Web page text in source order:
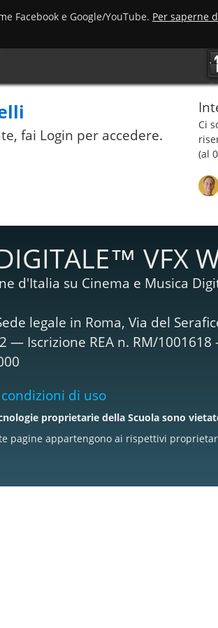
Facebook e Google/YouTube. Per saperne
fai Login per accedere.
Ci
(al
VFX
d'Italia su Cinema e Musica
legale in Roma, Via del
— Iscrizione REA n. RM/
di uso
proprietarie della Scuola sono vietate
pagine appartengono ai rispettivi